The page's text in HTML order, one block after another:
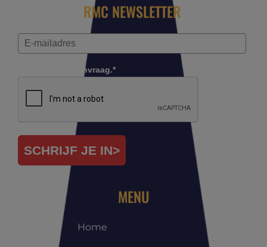
RMC NEWSLETTER
Controleer je aanvraag.*
SCHRIJF JE IN>
MENU
Home